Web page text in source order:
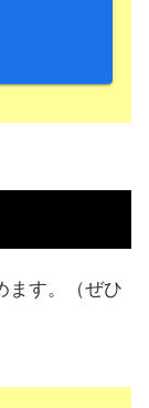
ます。（ぜひ